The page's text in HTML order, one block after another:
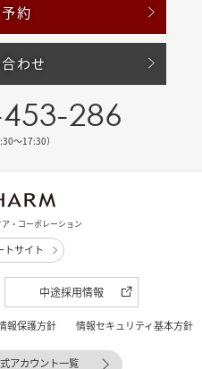
約
わせ
286
〜17:30）
・コーポレーション
トサイト
中途採用情報
報保護方針 情報セキュリティ基本方針
アカウント一覧